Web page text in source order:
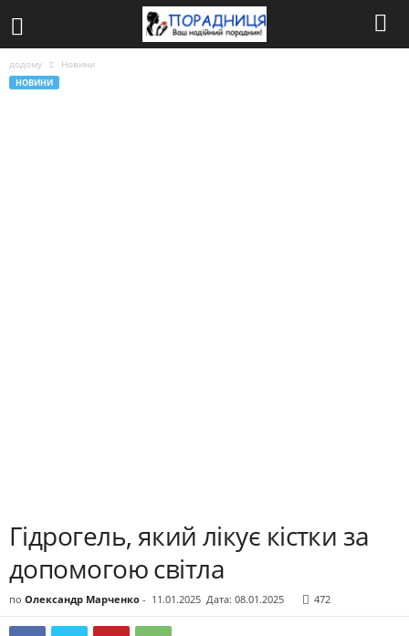
додому Новини
НОВИНИ
Гідрогель, який лікує кістки за
допомогою світла
по Олександр Марченко - 11.01.2025 Дата: 08.01.2025 472